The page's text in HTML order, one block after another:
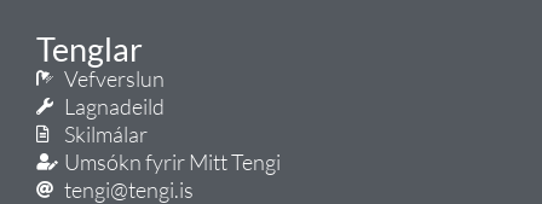
Tenglar
Vefverslun
Lagnadeild
Skilmálar
Umsókn fyrir Mitt Tengi
tengi@tengi.is